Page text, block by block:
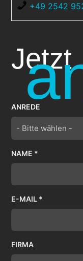
+49 2542
Jetzt
ANREDE
- Bitte wählen -
NAME *
E-MAIL *
FIRMA